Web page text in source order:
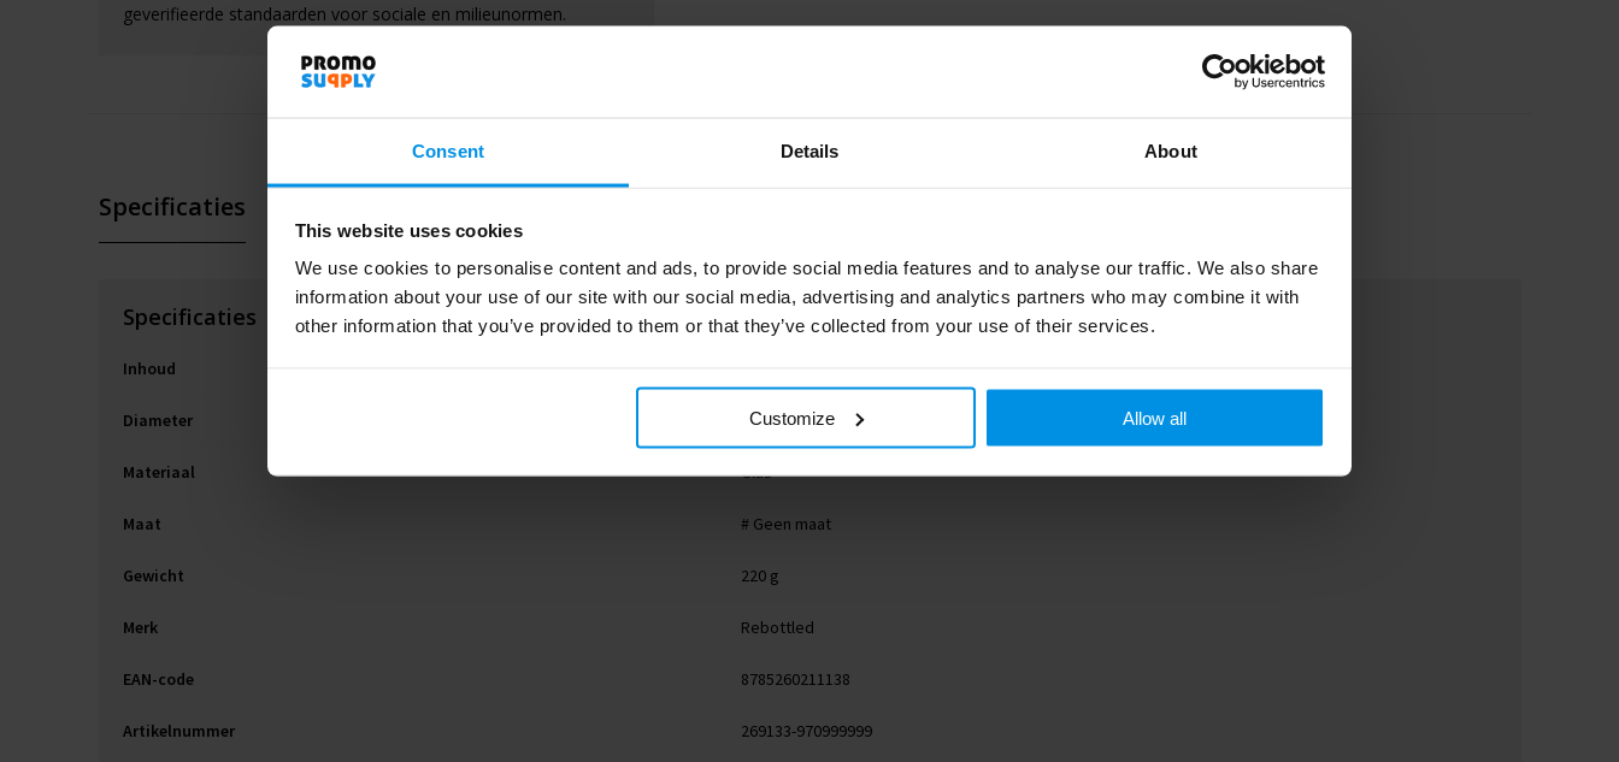
Consent Details About
This website uses cookies
We use cookies to personalise content and ads, to provide social media features and to analyse our traffic. We also share
information about your use of our site with our social media, advertising and analytics partners who may combine it with
other information that you’ve provided to them or that they’ve collected from your use of their services.
Customize Allow all
geverifieerde standaarden voor sociale en milieunormen.
Specificaties
Specificaties
Inhoud
Diameter 7.5 cm
Materiaal Glas
Maat # Geen maat
Gewicht 220 g
Merk Rebottled
EAN-code 8785260211138
Artikelnummer 269133-970999999